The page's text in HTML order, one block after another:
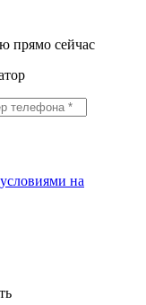
прямо сейчас
условиями на